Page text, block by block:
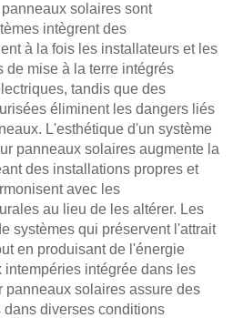
solaires sont
intègrent des
à la fois les installateurs et les
de mise à la terre intégrés
tandis que des
éliminent les dangers liés
L'esthétique d'un système
panneaux solaires augmente la
des installations propres et
avec les
au lieu de les altérer. Les
systèmes qui préservent l'attrait
en produisant de l'énergie
intempéries intégrée dans les
panneaux solaires assure des
dans diverses conditions